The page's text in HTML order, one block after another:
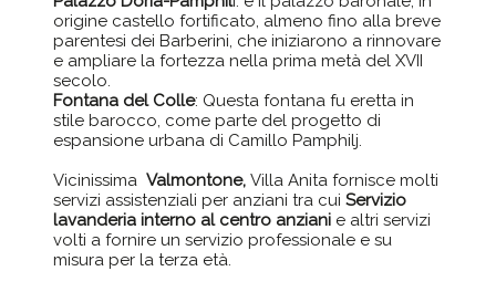
origine castello fortificato, almeno fino alla breve
parentesi dei Barberini, che iniziarono a rinnovare
e ampliare la fortezza nella prima metà del XVII
secolo.
Fontana del Colle: Questa fontana fu eretta in
stile barocco, come parte del progetto di
espansione urbana di Camillo Pamphilj.
VicinissimaValmontone, Villa Anita fornisce molti
servizi assistenziali per anziani tra cuiServizio
lavanderia interno al centro anziani e altri servizi
volti a fornire un servizio professionale e su
misura per la terza età.